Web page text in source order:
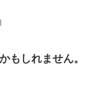
もしれません。